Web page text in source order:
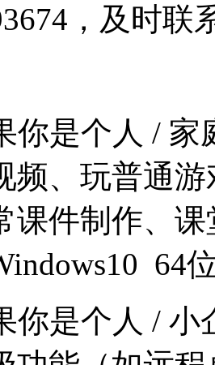
，及时
是个人 / 家
频、玩普通
课件制作、
64
是个人 / 小